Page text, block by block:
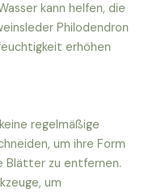
kann helfen, die
Philodendron
erhöhen
regelmäßige
um ihre Form
Blätter zu entfernen.
um